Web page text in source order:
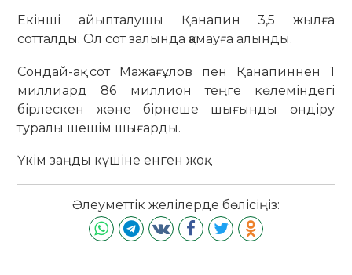
Екінші айыпталушы Қанапин 3,5 жылға
сотталды. Ол сот залында қамауға алынды.
Сондай-ақ сот Мажағұлов пен Қанапиннен 1
миллиард 86 миллион теңге көлеміндегі
бірлескен және бірнеше шығынды өндіру
туралы шешім шығарды.
Үкім заңды күшіне енген жоқ.
Әлеуметтік желілерде бөлісіңіз: